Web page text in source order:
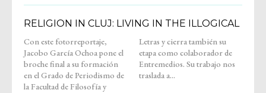
RELIGION IN CLUJ: LIVING IN THE ILLOGICAL
Con este fotorreportaje,
Jacobo García Ochoa pone el
broche final a su formación
en el Grado de Periodismo de
la Facultad de Filosofía y
Letras y cierra también su
etapa como colaborador de
Entremedios. Su trabajo nos
traslada a...